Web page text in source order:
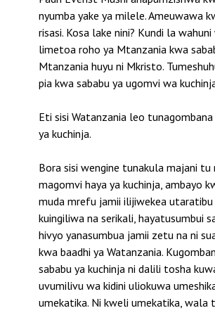
nyumba yake ya milele. Ameuwawa
risasi. Kosa lake nini? Kundi la wahuni
limetoa roho ya Mtanzania kwa
Mtanzania huyu ni Mkristo.
pia kwa sababu ya ugomvi wa
Eti sisi Watanzania leo tunagombana
ya kuchinja.
Bora sisi wengine tunakula majani tu
magomvi haya ya kuchinja, ambayo
muda mrefu jamii ilijiwekea utaratibu
kuingiliwa na serikali, hayatusumbui
hivyo yanasumbua jamii zetu na ni
kwa baadhi ya Watanzania.
sababu ya kuchinja ni dalili tosha
uvumilivu wa kidini uliokuwa
umekatika. Ni kweli umekatika, wala